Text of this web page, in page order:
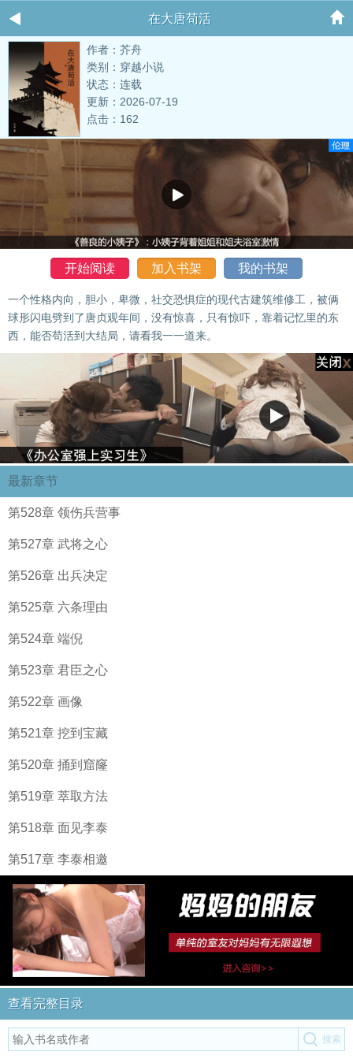
在大唐苟活
作者：芥舟
类别：穿越小说
状态：连载
更新：2026-07-19
点击：162
开始阅读 加入书架 我的书架
一个性格内向，胆小，卑微，社交恐惧症的现代古建筑维修工，被俩
球形闪电劈到了唐贞观年间，没有惊喜，只有惊吓，靠着记忆里的东
西，能否苟活到大结局，请看我一一道来。
最新章节
第528章 领伤兵营事
第527章 武将之心
第526章 出兵决定
第525章 六条理由
第524章 端倪
第523章 君臣之心
第522章 画像
第521章 挖到宝藏
第520章 捅到窟窿
第519章 萃取方法
第518章 面见李泰
第517章 李泰相邀
查看完整目录